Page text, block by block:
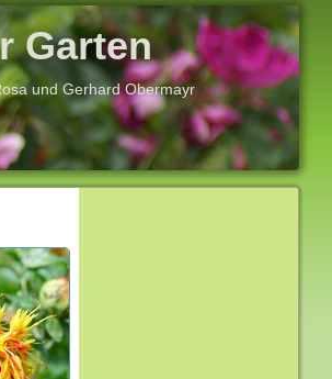
Garten
und Gerhard Obermayr